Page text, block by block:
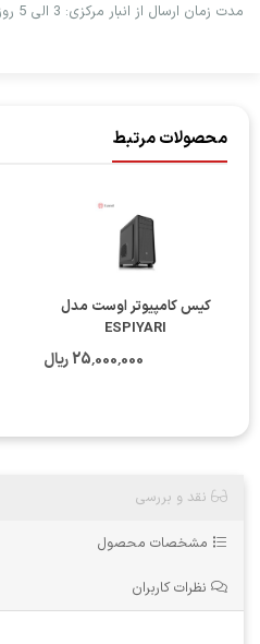
مدت زمان ارسال از انبار مرکزی: 3 الی 5 روز کاری
محصولات مرتبط
کیس کامپیوتر اوست مدل
ESPIYARI
25٬000٬000 ریال
نقد و بررسی
مشخصات محصول
نظرات کاربران